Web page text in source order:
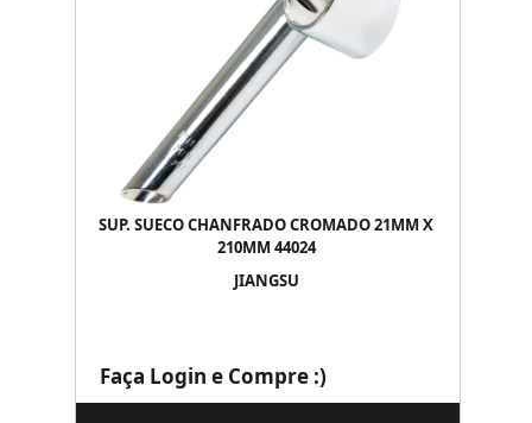
SUP. SUECO CHANFRADO CROMADO 21MM X
210MM 44024
JIANGSU
Faça Login e Compre :)